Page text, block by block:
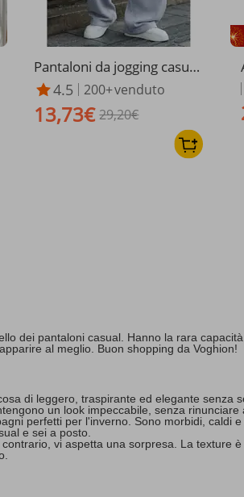
Pantaloni da jogging casual
da uomo - Pantaloni della t
uta streetwear con couliss
e in vita e vestibilità comod
a (nero/grigio)
4.5 200+venduto
13,73€ 29,20€
dei pantaloni casual. Hanno la rara
al meglio. Buon shopping da Voghion!
di leggero, traspirante ed elegante senza
un look impeccabile, senza rinunciare
perfetti per l'inverno. Sono morbidi, caldi
e sei a posto.
vi aspetta una sorpresa. La texture